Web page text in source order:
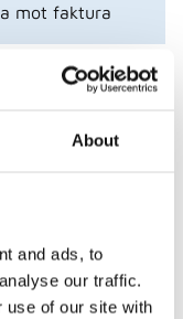
About
and ads, to
our traffic.
use of our site with
mot faktura
storlek till
på stranden.